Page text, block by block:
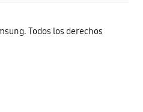
Todos los derechos